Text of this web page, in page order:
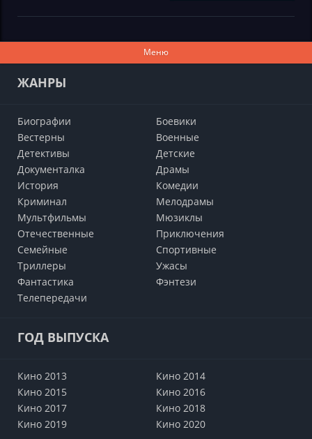
Меню
ЖАНРЫ
Биографии
Боевики
Вестерны
Военные
Детективы
Детские
Документалка
Драмы
История
Комедии
Криминал
Мелодрамы
Мультфильмы
Мюзиклы
Отечественные
Приключения
Семейные
Cпортивные
Триллеры
Ужасы
Фантастика
Фэнтези
Телепередачи
ГОД ВЫПУСКА
Кино 2013
Кино 2014
Кино 2015
Кино 2016
Кино 2017
Кино 2018
Кино 2019
Кино 2020